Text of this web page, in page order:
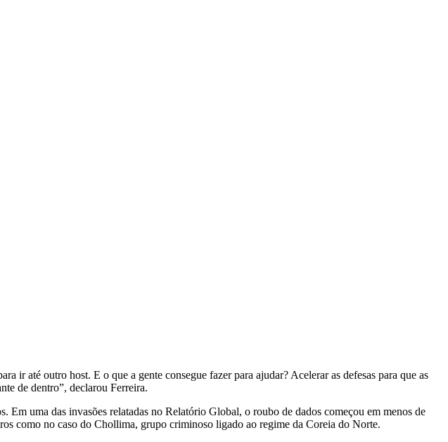
ir até outro host. E o que a gente consegue fazer para ajudar? Acelerar as defesas para que as
de dentro”, declarou Ferreira.
uma das invasões relatadas no Relatório Global, o roubo de dados começou em menos de
como no caso do Chollima, grupo criminoso ligado ao regime da Coreia do Norte.